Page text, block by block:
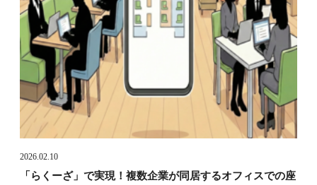
2026.02.10
「らくーざ」で実現！複数企業が同居するオフィスでの座